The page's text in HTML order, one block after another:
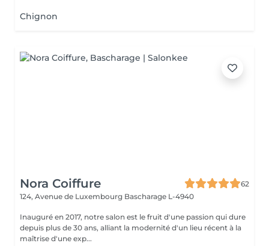
Chignon
Nora Coiffure
62
124, Avenue de Luxembourg Bascharage L-4940
Inauguré en 2017, notre salon est le fruit d'une passion qui dure
depuis plus de 30 ans, alliant la modernité d'un lieu récent à la
maîtrise d'une exp...